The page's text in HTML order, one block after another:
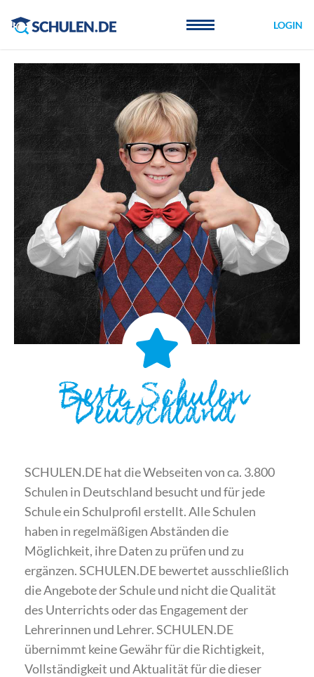
LOGIN
Beste Schulen
Deutschland
SCHULEN.DE hat die Webseiten von ca. 3.800
Schulen in Deutschland besucht und für jede
Schule ein Schulprofil erstellt. Alle Schulen
haben in regelmäßigen Abständen die
Möglichkeit, ihre Daten zu prüfen und zu
ergänzen. SCHULEN.DE bewertet ausschließlich
die Angebote der Schule und nicht die Qualität
des Unterrichts oder das Engagement der
Lehrerinnen und Lehrer. SCHULEN.DE
übernimmt keine Gewähr für die Richtigkeit,
Vollständigkeit und Aktualität für die dieser